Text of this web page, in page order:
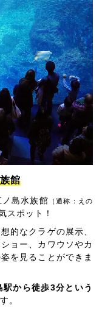
館
島水族館 （通称：えの
スポット！
的なクラゲの展示、
ョー、カワウソやカ
を見ることができま
から徒歩3分という
。